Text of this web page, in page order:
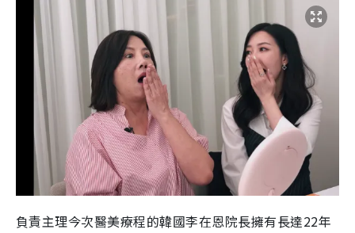
負責主理今次醫美療程的韓國李在恩院長擁有長達22年